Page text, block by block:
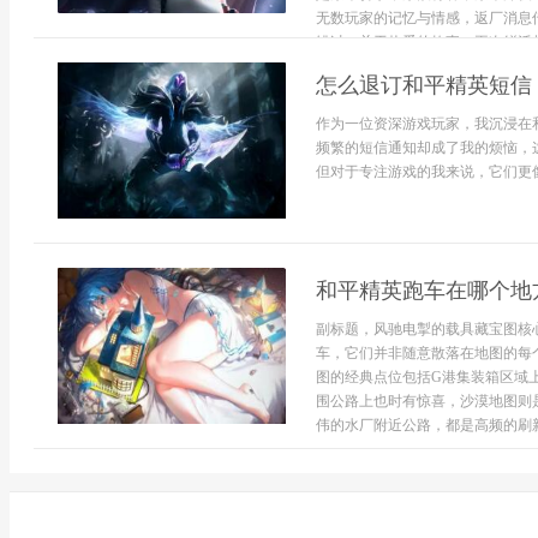
无数玩家的记忆与情感，返厂消
错过，关于热爱的故事，再次鲜
怎么退订和平精英短
作为一位资深游戏玩家，我沉浸
频繁的短信通知却成了我的烦恼
但对于专注游戏的我来说，它们
和平精英跑车在哪个
副标题，风驰电掣的载具藏宝图
车，它们并非随意散落在地图的
图的经典点位包括G港集装箱区域
围公路上也时有惊喜，沙漠地图
伟的水厂附近公路，都是高频的刷